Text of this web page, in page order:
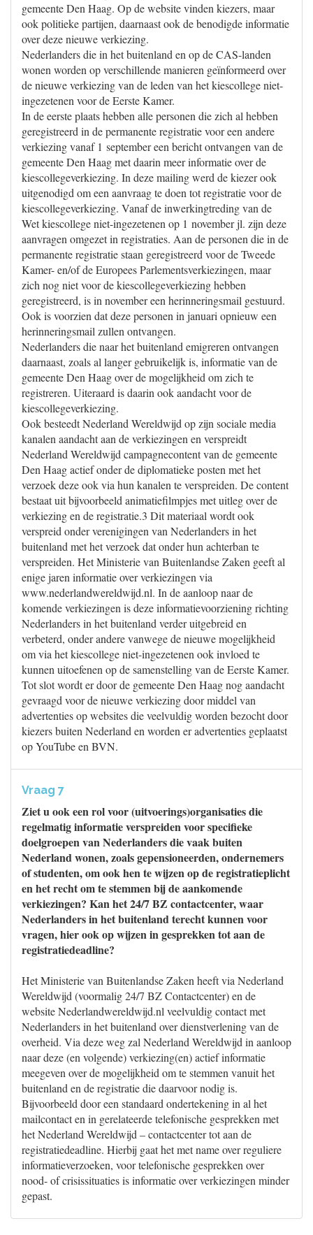
gemeente Den Haag. Op de website vinden kiezers, maar
ook politieke partijen, daarnaast ook de benodigde informatie
over deze nieuwe verkiezing.
Nederlanders die in het buitenland en op de CAS-landen
wonen worden op verschillende manieren geïnformeerd over
de nieuwe verkiezing van de leden van het kiescollege niet-
ingezetenen voor de Eerste Kamer.
In de eerste plaats hebben alle personen die zich al hebben
geregistreerd in de permanente registratie voor een andere
verkiezing vanaf 1 september een bericht ontvangen van de
gemeente Den Haag met daarin meer informatie over de
kiescollegeverkiezing. In deze mailing werd de kiezer ook
uitgenodigd om een aanvraag te doen tot registratie voor de
kiescollegeverkiezing. Vanaf de inwerkingtreding van de
Wet kiescollege niet-ingezetenen op 1 november jl. zijn deze
aanvragen omgezet in registraties. Aan de personen die in de
permanente registratie staan geregistreerd voor de Tweede
Kamer- en/of de Europees Parlementsverkiezingen, maar
zich nog niet voor de kiescollegeverkiezing hebben
geregistreerd, is in november een herinneringsmail gestuurd.
Ook is voorzien dat deze personen in januari opnieuw een
herinneringsmail zullen ontvangen.
Nederlanders die naar het buitenland emigreren ontvangen
daarnaast, zoals al langer gebruikelijk is, informatie van de
gemeente Den Haag over de mogelijkheid om zich te
registreren. Uiteraard is daarin ook aandacht voor de
kiescollegeverkiezing.
Ook besteedt Nederland Wereldwijd op zijn sociale media
kanalen aandacht aan de verkiezingen en verspreidt
Nederland Wereldwijd campagnecontent van de gemeente
Den Haag actief onder de diplomatieke posten met het
verzoek deze ook via hun kanalen te verspreiden. De content
bestaat uit bijvoorbeeld animatiefilmpjes met uitleg over de
verkiezing en de registratie.3 Dit materiaal wordt ook
verspreid onder verenigingen van Nederlanders in het
buitenland met het verzoek dat onder hun achterban te
verspreiden. Het Ministerie van Buitenlandse Zaken geeft al
enige jaren informatie over verkiezingen via
www.nederlandwereldwijd.nl. In de aanloop naar de
komende verkiezingen is deze informatievoorziening richting
Nederlanders in het buitenland verder uitgebreid en
verbeterd, onder andere vanwege de nieuwe mogelijkheid
om via het kiescollege niet-ingezetenen ook invloed te
kunnen uitoefenen op de samenstelling van de Eerste Kamer.
Tot slot wordt er door de gemeente Den Haag nog aandacht
gevraagd voor de nieuwe verkiezing door middel van
advertenties op websites die veelvuldig worden bezocht door
kiezers buiten Nederland en worden er advertenties geplaatst
op YouTube en BVN.
Vraag 7
Ziet u ook een rol voor (uitvoerings)organisaties die
regelmatig informatie verspreiden voor specifieke
doelgroepen van Nederlanders die vaak buiten
Nederland wonen, zoals gepensioneerden, ondernemers
of studenten, om ook hen te wijzen op de registratieplicht
en het recht om te stemmen bij de aankomende
verkiezingen? Kan het 24/7 BZ contactcenter, waar
Nederlanders in het buitenland terecht kunnen voor
vragen, hier ook op wijzen in gesprekken tot aan de
registratiedeadline?
Het Ministerie van Buitenlandse Zaken heeft via Nederland
Wereldwijd (voormalig 24/7 BZ Contactcenter) en de
website Nederlandwereldwijd.nl veelvuldig contact met
Nederlanders in het buitenland over dienstverlening van de
overheid. Via deze weg zal Nederland Wereldwijd in aanloop
naar deze (en volgende) verkiezing(en) actief informatie
meegeven over de mogelijkheid om te stemmen vanuit het
buitenland en de registratie die daarvoor nodig is.
Bijvoorbeeld door een standaard ondertekening in al het
mailcontact en in gerelateerde telefonische gesprekken met
het Nederland Wereldwijd – contactcenter tot aan de
registratiedeadline. Hierbij gaat het met name over reguliere
informatieverzoeken, voor telefonische gesprekken over
nood- of crisissituaties is informatie over verkiezingen minder
gepast.